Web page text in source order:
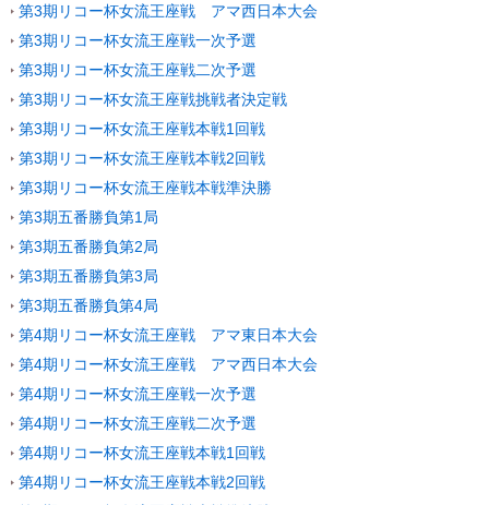
第3期リコー杯女流王座戦 アマ西日本大会
第3期リコー杯女流王座戦一次予選
第3期リコー杯女流王座戦二次予選
第3期リコー杯女流王座戦挑戦者決定戦
第3期リコー杯女流王座戦本戦1回戦
第3期リコー杯女流王座戦本戦2回戦
第3期リコー杯女流王座戦本戦準決勝
第3期五番勝負第1局
第3期五番勝負第2局
第3期五番勝負第3局
第3期五番勝負第4局
第4期リコー杯女流王座戦 アマ東日本大会
第4期リコー杯女流王座戦 アマ西日本大会
第4期リコー杯女流王座戦一次予選
第4期リコー杯女流王座戦二次予選
第4期リコー杯女流王座戦本戦1回戦
第4期リコー杯女流王座戦本戦2回戦